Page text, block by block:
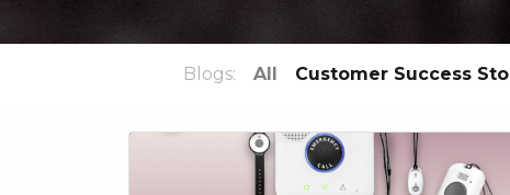
Blogs: All Customer Success